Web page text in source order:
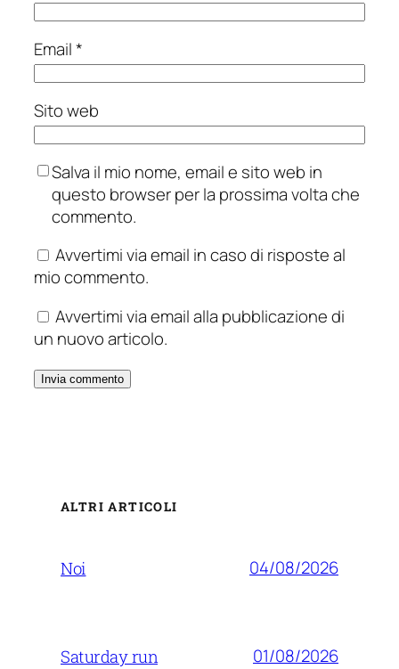
Email*
Sito web
Salva il mio nome, email e sito web in
questo browser per la prossima volta che
commento.
Avvertimi via email in caso di risposte al
mio commento.
Avvertimi via email alla pubblicazione di
un nuovo articolo.
ALTRI ARTICOLI
Noi 04/08/2026
Saturday run 01/08/2026